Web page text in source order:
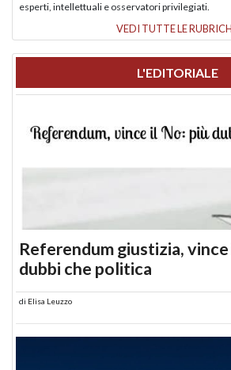
esperti, intellettuali e osservatori privilegiati.
VEDI TUTTE LE
L'EDITORIALE
Referendum giustizia,
dubbi che politica
di Elisa Leuzzo